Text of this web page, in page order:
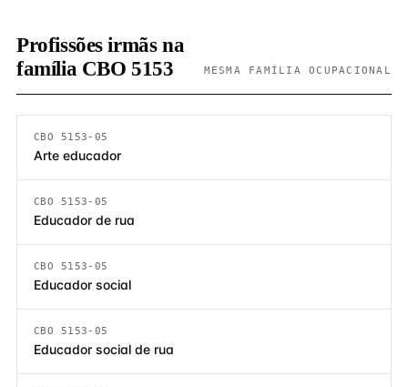
Profissões irmãs na
família CBO 5153
MESMA FAMÍLIA OCUPACIONAL
CBO 5153-05
Arte educador
CBO 5153-05
Educador de rua
CBO 5153-05
Educador social
CBO 5153-05
Educador social de rua